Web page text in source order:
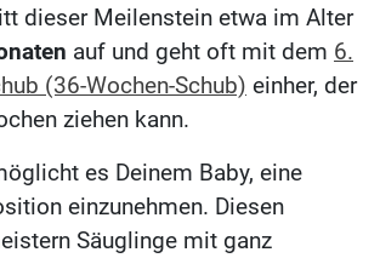
dieser Meilenstein etwa im Alter
auf und geht oft mit dem 6.
(36-Wochen-Schub) einher, der
ziehen kann.
es Deinem Baby, eine
einzunehmen. Diesen
Säuglinge mit ganz